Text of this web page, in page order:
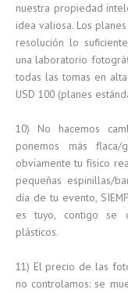
nuestra propiedad
idea valiosa. Los
resolución lo
una laboratorio
todas las tomas en
USD 100 (planes
10) No hacemos
ponemos más
obviamente tu físico
pequeñas espinillas/
día de tu evento,
es tuyo, contigo se
plásticos.
11) El precio de las
no controlamos: se